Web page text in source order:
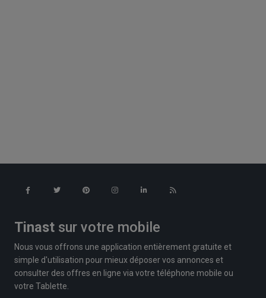
Tinast sur votre mobile
Nous vous offrons une application entièrement gratuite et
simple d'utilisation pour mieux déposer vos annonces et
consulter des offres en ligne via votre téléphone mobile ou
votre Tablette.